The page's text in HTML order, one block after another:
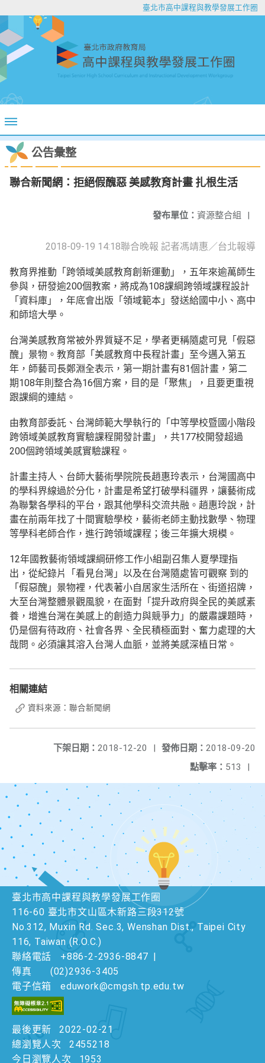
臺北市高中課程與教學發展工作圈
公告彙整
聯合新聞網：拒絕假醜惡 美感教育計畫 扎根生活
發布單位： 資源整合組 |
2018-09-19 14:18聯合晚報 記者馮靖惠／台北報導
教育界推動「跨領域美感教育創新運動」，五年來逾萬師生
參與，研發逾200個教案，將成為108課綱跨領域課程設計
「資料庫」，年底會出版「領域範本」發送給國中小、高中
和師培大學。
台灣美感教育常被外界質疑不足，學者更稱隨處可見「假惡
醜」景物。教育部「美感教育中長程計畫」至今邁入第五
年，師藝司長鄭淵全表示，第一期計畫有81個計畫，第二
期108年則整合為16個方案，目的是「聚焦」，且要更重視
跟課綱的連結。
由教育部委託、台灣師範大學執行的「中等學校暨國小階段
跨領域美感教育實驗課程開發計畫」，共177校開發超過
200個跨領域美感實驗課程。
計畫主持人、台師大藝術學院院長趙惠玲表示，台灣國高中
的學科界線過於分化，計畫是希望打破學科疆界，讓藝術成
為聯繫各學科的平台，跟其他學科交流共融。趙惠玲說，計
畫在前兩年找了十間實驗學校，藝術老師主動找數學、物理
等學科老師合作，進行跨領域課程；後三年擴大規模。
12年國教藝術領域課綱研修工作小組副召集人夏學理指
出，從紀錄片「看見台灣」以及在台灣隨處皆可觀察 到的
「假惡醜」景物裡，代表著小自居家生活所在、街道招牌，
大至台灣整體景觀風貌，在面對「提升政府與全民的美感素
養，增進台灣在美感上的創造力與競爭力」的嚴肅課題時，
仍是個有待政府、社會各界、全民積極面對、奮力處理的大
哉問。必須讓其溶入台灣人血脈，並將美感深植日常。
相關連結
資料來源：聯合新聞網
發佈日期： 2018-09-20
下架日期： 2018-12-20
|
點擊率： 513 |
臺北市高中課程與教學發展工作圈
116-60 臺北市文山區木新路三段312號
No.312, Muxin Rd. Sec.3, Wenshan Dist., Taipei City
116, Taiwan (R.O.C.)
聯絡電話
+886-2-2936-8847 |
傳真
(02)2936-3405
電子信箱
eduwork@cmgsh.tp.edu.tw
最後更新
2022-02-21
總瀏覽人次
2455218
今日瀏覽人次
1953